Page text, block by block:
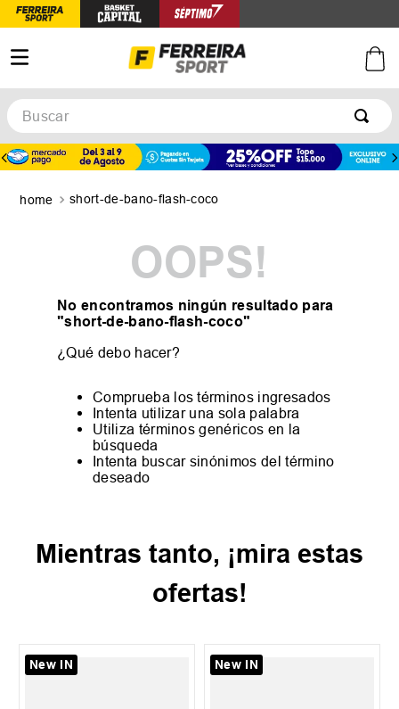
Buscar
short-de-bano-flash-coco
OOPS!
No encontramos ningún resultado para
"short-de-bano-flash-coco"
¿Qué debo hacer?
Comprueba los términos ingresados
Intenta utilizar una sola palabra
Utiliza términos genéricos en la
búsqueda
Intenta buscar sinónimos del término
deseado
Mientras tanto, ¡mira estas
ofertas!
New IN New IN
TÉRMINOS MÁS BUSCADOS
zapatillas mujer
zapatillas adidas